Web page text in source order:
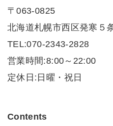
〒063-0825
北海道札幌市西区発寒５
TEL:070-2343-2828
営業時間:8:00～22:00
定休日:日曜・祝日
Contents